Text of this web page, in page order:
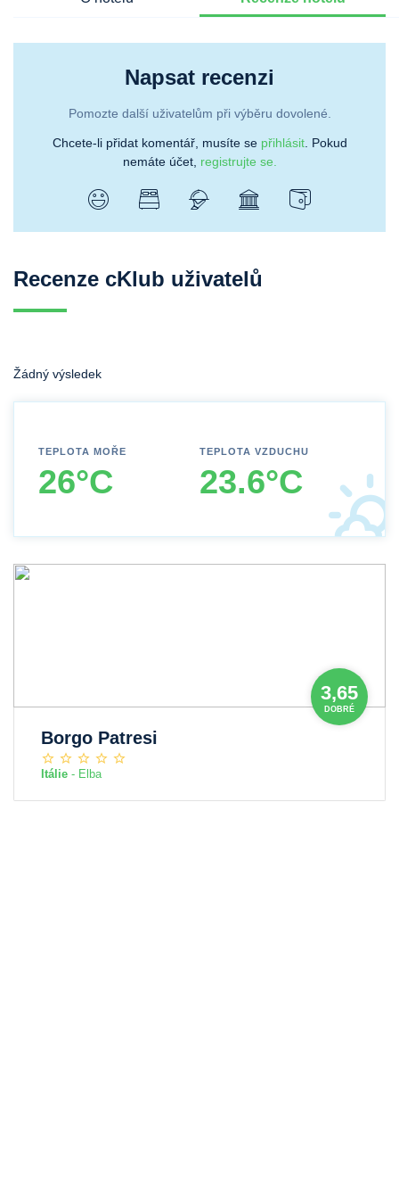
Napsat recenzi
Pomozte další uživatelům při výběru dovolené.
Chcete-li přidat komentář, musíte se přihlásit. Pokud
nemáte účet, registrujte se.
Recenze cKlub uživatelů
Žádný výsledek
TEPLOTA MOŘE
26°C
TEPLOTA VZDUCHU
23.6°C
3,65
DOBRÉ
Borgo Patresi
Itálie - Elba